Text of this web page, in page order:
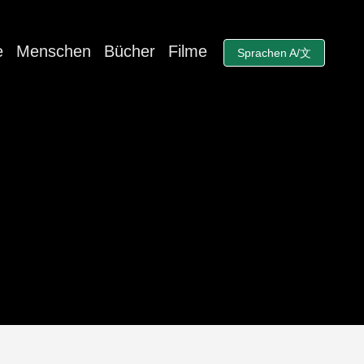
Menschen Bücher Filme Sprachen A/文